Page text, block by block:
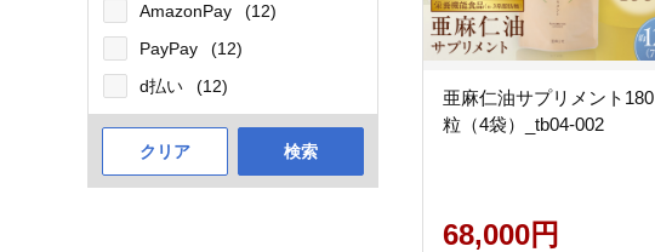
AmazonPay
(12)
PayPay
(12)
d払い
(12)
クリア 検索
亜麻仁油サプリメント180
粒（4袋）_tb04-002
68,000円